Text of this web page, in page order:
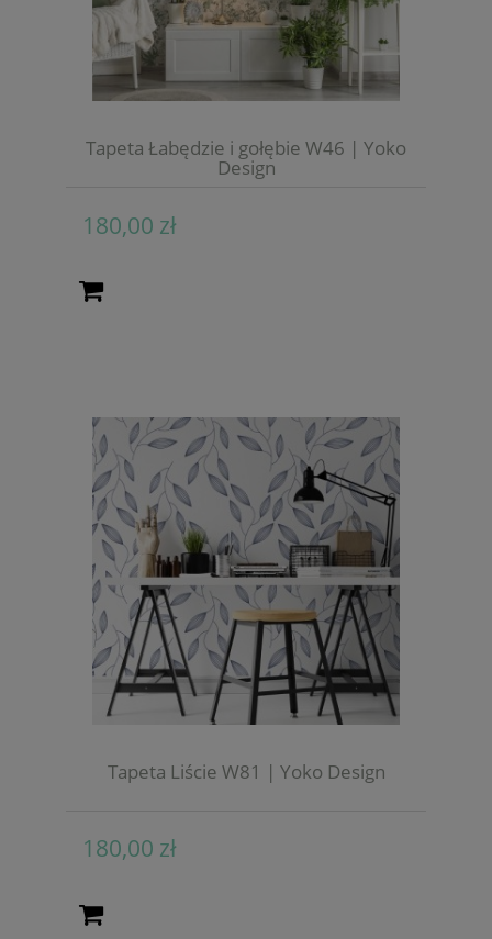
Tapeta Łabędzie i gołębie W46 | Yoko
Design
180,00 zł
Tapeta Liście W81 | Yoko Design
180,00 zł